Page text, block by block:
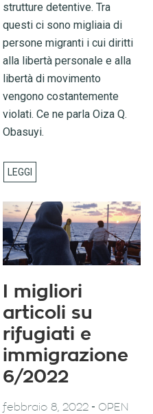
strutture detentive. Tra
questi ci sono migliaia di
persone migranti i cui diritti
alla libertà personale e alla
libertà di movimento
vengono costantemente
violati. Ce ne parla Oiza Q.
Obasuyi.
I migliori
articoli su
rifugiati e
immigrazione
6/2022
febbraio 8, 2022 - OPEN